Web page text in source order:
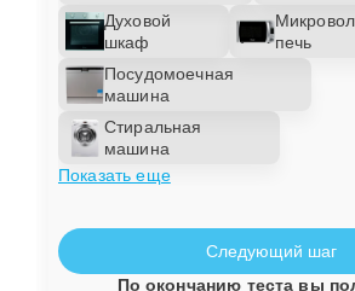
Духовой
шкаф
печь
Посудомоечная
машина
Стиральная
машина
Показать еще
Следующий шаг
По окончанию теста вы